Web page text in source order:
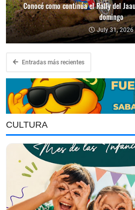
Conocé como continúa el Rally del
domingo
July 31, 2026
Entradas más recientes
CULTURA